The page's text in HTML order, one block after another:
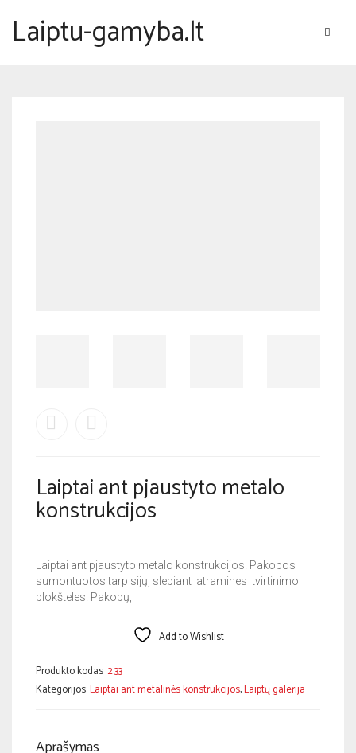
Laiptu-gamyba.lt
Laiptai ant pjaustyto metalo
konstrukcijos
Laiptai ant pjaustyto metalo konstrukcijos. Pakopos
sumontuotos tarp sijų, slepiant atramines tvirtinimo
plokšteles. Pakopų,
Add to Wishlist
Produkto kodas:2.33
Kategorijos:Laiptai ant metalinės konstrukcijos,Laiptų galerija
Aprašymas